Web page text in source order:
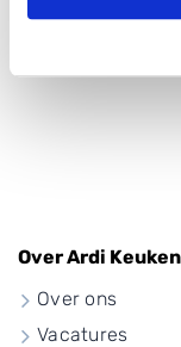
Over Ardi
Over ons
Vacatures